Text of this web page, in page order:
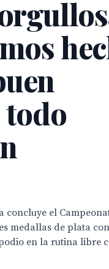
todo
concluye el
medallas de plata
en la rutina libre